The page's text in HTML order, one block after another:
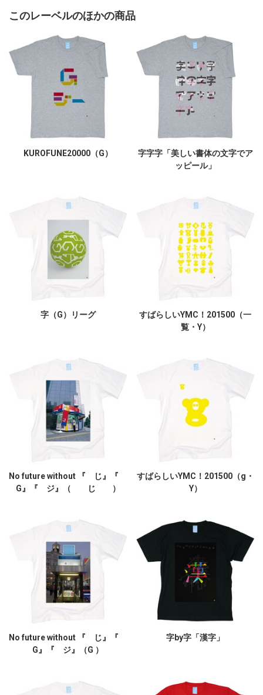
このレーベルのほかの商品
KUROFUNE20000（G）
字字字「美しい書体の文字でア
ッピール」
字（G）リーグ
すばらしいYMC！201500（一
覧・Y）
No future without 『 じ』『
G』『 ジ』（ じ ）
すばらしいYMC！201500（g・
Y）
No future without 『 じ』『
G』『 ジ』（G ）
字by字「漢字」